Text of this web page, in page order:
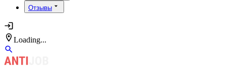
Отзывы
Loading...